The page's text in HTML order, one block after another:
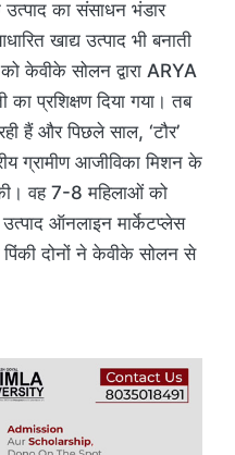
का संसाधन भंडार
खाद्य उत्पाद भी बनाती
केवीके सोलन द्वारा ARYA
प्रशिक्षण दिया गया। तब
हैं और पिछले साल, ‘टौर’
ग्रामीण आजीविका मिशन के
वह 7-8 महिलाओं को
ऑनलाइन मार्केटप्लेस
दोनों ने केवीके सोलन से